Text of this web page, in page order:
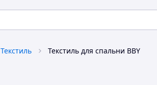
Текстиль Текстиль для спальни BBY